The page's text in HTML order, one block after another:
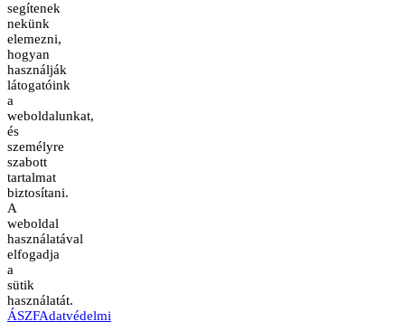
segítenek
nekünk
elemezni,
hogyan
használják
látogatóink
a
weboldalunkat,
és
személyre
szabott
tartalmat
biztosítani.
A
weboldal
használatával
elfogadja
a
sütik
használatát.
ÁSZFAdatvédelmi